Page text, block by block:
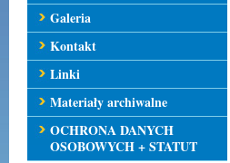
Galeria
Kontakt
Linki
Materiały archiwalne
OCHRONA DANYCH
OSOBOWYCH + STATUT